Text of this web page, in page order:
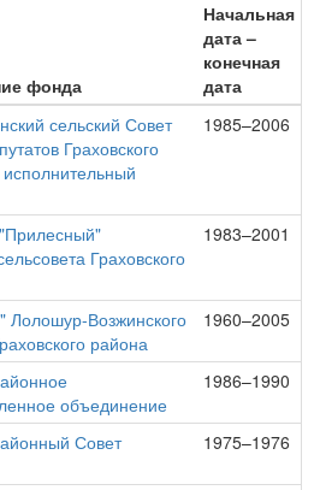
фонда
Начальная
дата –
конечная
дата
сельский Совет
Граховского
1985–2006
Граховского
1983–2001
Лолошур-Возжинского
района
1960–2005
объединение
1986–1990
Совет
1975–1976